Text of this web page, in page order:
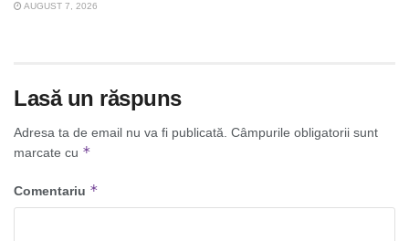
AUGUST 7, 2026
Lasă un răspuns
Adresa ta de email nu va fi publicată. Câmpurile obligatorii sunt
marcate cu *
Comentariu *